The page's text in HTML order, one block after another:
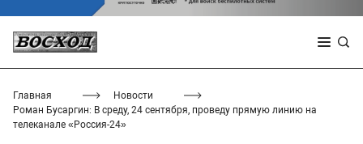
Главная
Новости
Роман Бусаргин: В среду, 24 сентября, проведу прямую линию на
телеканале «Россия-24»